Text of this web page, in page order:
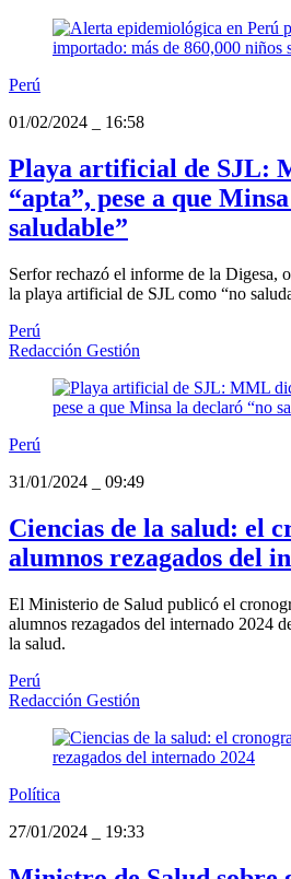
Perú
01/02/2024
16:58
Playa artificial de SJL:
“apta”, pese a que
saludable”
Serfor rechazó el informe de la Digesa,
la playa artificial de SJL como “no
Perú
Redacción Gestión
Perú
31/01/2024
09:49
Ciencias de la salud: el
alumnos rezagados del
El Ministerio de Salud publicó el
alumnos rezagados del internado 2024
la salud.
Perú
Redacción Gestión
Política
27/01/2024
19:33